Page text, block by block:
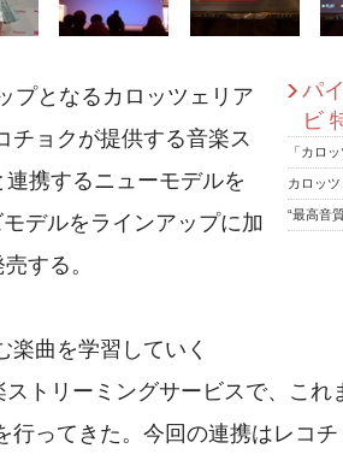
パ
ビ
プとなるカロッツェリア
チョクが提供する音楽ス
携するニューモデルを
デルをラインアップに加
する。
曲を学習していく
ストリーミングサービスで、こ
行ってきた。今回の連携はレコ